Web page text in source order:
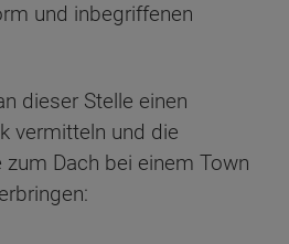
und inbegriffenen
dieser Stelle einen
vermitteln und die
Dach bei einem Town